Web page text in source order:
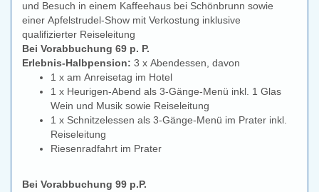
und Besuch in einem Kaffeehaus bei Schönbrunn sowie
einer Apfelstrudel-Show mit Verkostung inklusive
qualifizierter Reiseleitung
Bei Vorabbuchung 69 p. P.
Erlebnis-Halbpension: 3 x Abendessen, davon
1 x am Anreisetag im Hotel
1 x Heurigen-Abend als 3-Gänge-Menü inkl. 1 Glas
Wein und Musik sowie Reiseleitung
1 x Schnitzelessen als 3-Gänge-Menü im Prater inkl.
Reiseleitung
Riesenradfahrt im Prater
Bei Vorabbuchung 99 p.P.